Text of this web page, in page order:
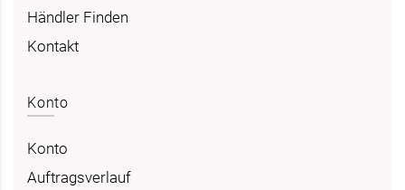
Händler Finden
Kontakt
Konto
Konto
Auftragsverlauf